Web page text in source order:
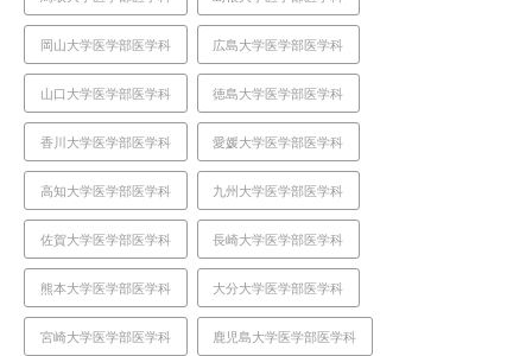
岡山大学医学部医学科 広島大学医学部医学科
山口大学医学部医学科 徳島大学医学部医学科
香川大学医学部医学科 愛媛大学医学部医学科
高知大学医学部医学科 九州大学医学部医学科
佐賀大学医学部医学科 長崎大学医学部医学科
熊本大学医学部医学科 大分大学医学部医学科
宮崎大学医学部医学科 鹿児島大学医学部医学科